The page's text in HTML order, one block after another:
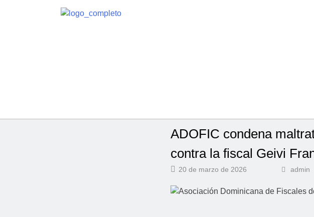
ADOFIC condena
contra la fiscal Geivi
20 de marzo de 2026 admin